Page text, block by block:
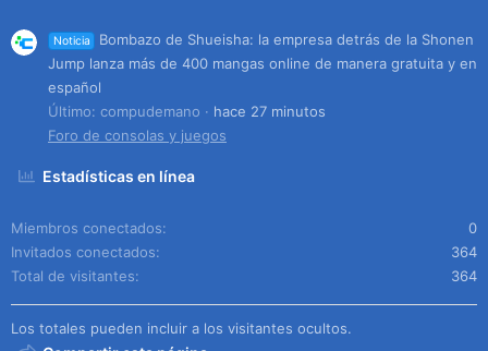
Noticia
Bombazo de Shueisha: la empresa detrás de la Shonen
Jump lanza más de 400 mangas online de manera gratuita y en
español
Último: compudemano
hace 27 minutos
Foro de consolas y juegos
Estadísticas en línea
Miembros conectados
0
Invitados conectados
364
Total de visitantes
364
Los totales pueden incluir a los visitantes ocultos.